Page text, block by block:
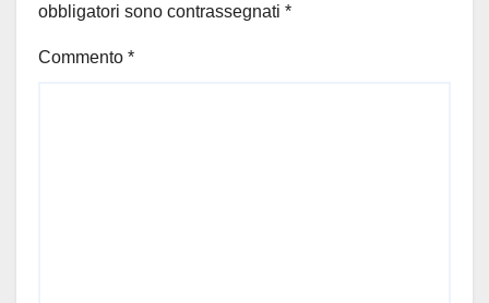
obbligatori sono contrassegnati *
Commento *